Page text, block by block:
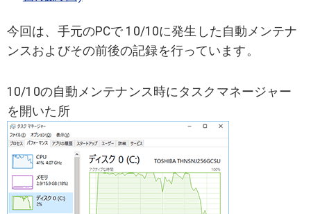
今回は、手元のPCで 10/10に発生した自動メンテナ
ンスおよびその前後の記録を行っています。
10/10の自動メンテナンス時にタスクマネージャー
を開いた所